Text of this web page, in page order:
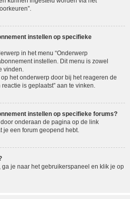
instellen op specifieke
in het menu “Onderwerp
instellen. Dit menu is zowel
vinden.
het onderwerp door bij het reageren de
is geplaatst” aan te vinken.
instellen op specifieke forums?
onderaan de pagina op de link
je een forum geopend hebt.
je naar het gebruikerspaneel en klik je op